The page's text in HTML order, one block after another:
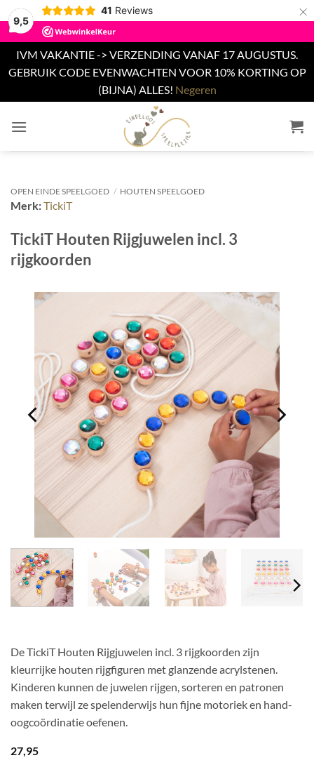
9,5
41 Reviews ×
IVM VAKANTIE -> VERZENDING VANAF 17 AUGUSTUS.
GEBRUIK CODE EVENWACHTEN VOOR 10% KORTING OP
(BIJNA) ALLES! Negeren
naar
OPEN EINDE SPEELGOED / HOUTEN SPEELGOED
Merk:TickiT
TickiT Houten Rijgjuwelen incl. 3
rijgkoorden
De TickiT Houten Rijgjuwelen incl. 3 rijgkoorden zijn
kleurrijke houten rijgfiguren met glanzende acrylstenen.
Kinderen kunnen de juwelen rijgen, sorteren en patronen
maken terwijl ze spelenderwijs hun fijne motoriek en hand-
oogcoördinatie oefenen.
27,95